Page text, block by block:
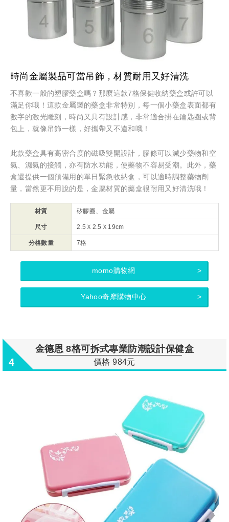
時尚金屬製品可當吊飾，材質耐用又好清洗
不喜歡一般的塑膠藥盒嗎？那麼這款7格保健收納藥盒或許可以
滿足你哦！這款金屬製的藥盒非常特別，每一個小藥盒表面都有
數字的激光雕刻，時尚又具有設計感，非常適合掛在鑰匙圈或背
包上，就像吊飾一樣，好攜帶又不違和哦！
此款藥盒具有高密合度的磁吸雙開設計，膠條可以減少藥物和空
氣、濕氣的接觸，亦有防水功能，使藥物不容易受潮。此外，藥
盒還提供一個預備用的單日緊急收納盒，可以適時調整藥物劑
量，當然更不用說的是，金屬材質的藥盒很耐用又好清洗哦！
材質 矽膠圈、金屬
尺寸 2.5Ｘ2.5Ｘ19cm
分格數量 7格
momo購物網
Yahoo奇摩購物中心
4
金德恩 8格可拆式專業防潮設計保健盒
價格 984元